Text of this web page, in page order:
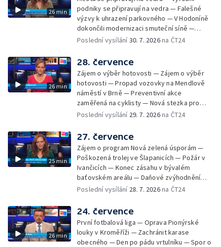
vyřazení absolventů Univerzity obran —
Letní kurzy umění pro mladé — Mobilní
kurníky pomáhají na poli
26 min
podniky se připravují na vedra — Falešné
výzvy k uhrazení parkovného — V Hodoníně
dokončili modernizaci smuteční síně —
Chybějící toalety u dětských hřišť —
bývalého nákupního domu Letná — Končí 52.
ročník Letní filmové školy — 3. ročník
komunitní akce Stůl ve středu — Cesta na
podporu paliativní péče
Poslední vysílání30. 7. 2026na ČT24
26 min
28. července
Zájem o výběr hotovosti — Zájem o výběr
hotovosti — Propad vozovky na Mendlově
náměstí v Brně — Preventivní akce
zaměřená na cyklisty — Nová stezka pro
cyklisty na Zlínsku — Letecká linka mezi
pozorovat zatmění Slunce — Den AČFK na
Letní filmové škole — Milan Uhde slaví 90 let
— Rekonstrukce vojenského srubu
Poslední vysílání 29. 7. 2026na ČT24
25 min
27. července
Zájem o program Nová zelená úsporám —
Poškozená trolej ve Šlapanicích — Požár v
Ivančicích — Konec zásahu v bývalém
baťovském areálu — Daňové zvýhodnění
vína — Výhružky na magistrátu v Olomouci —
Brněnské týmy v první fotbalové lize —
Chystaná rekonstrukce bývalé věznice —
Nový seriál pro děti
Poslední vysílání 28. 7. 2026na ČT24
26 min
24. července
První fotbalová liga — Oprava Pionýrské
louky v Kroměříži — Zachránit karase
obecného — Den po pádu vrtulníku — Spor o